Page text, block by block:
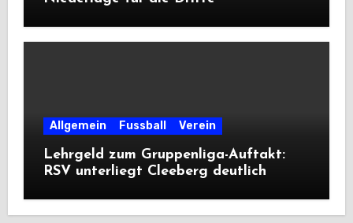
Allgemein Fussball Verein
Lehrgeld zum Gruppenliga-Auftakt:
RSV unterliegt Cleeberg deutlich